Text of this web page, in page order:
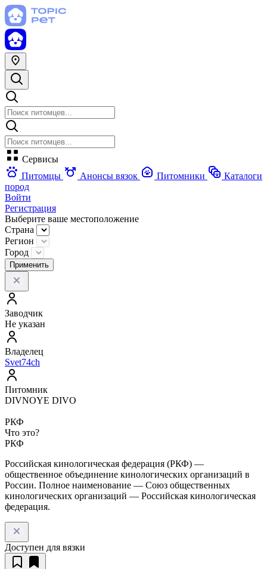
Сервисы
Питомцы
Анонсы вязок Питомники
Каталоги
пород
Войти
Регистрация
Выберите ваше местоположение
Страна
Регион
Город
Применить
Заводчик
Не указан
Владелец
Svet74ch
Питомник
DIVNOYE DIVO
РКФ
Что это?
РКФ
Российская кинологическая федерация (РКФ) —
общественное объединение кинологических организаций в
России. Полное наименование — Союз общественных
кинологических организаций — Российская кинологическая
федерация.
Доступен для вязки